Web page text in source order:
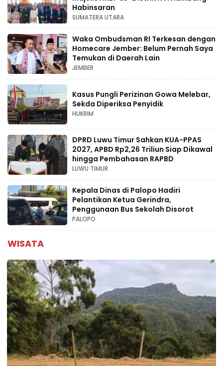
Habinsaran
SUMATERA UTARA
Waka Ombudsman RI Terkesan dengan
Homecare Jember: Belum Pernah Saya
Temukan di Daerah Lain
JEMBER
Kasus Pungli Perizinan Gowa Melebar,
Sekda Diperiksa Penyidik
HUKRIM
DPRD Luwu Timur Sahkan KUA-PPAS
2027, APBD Rp2,26 Triliun Siap Dikawal
hingga Pembahasan RAPBD
LUWU TIMUR
Kepala Dinas di Palopo Hadiri
Pelantikan Ketua Gerindra,
Penggunaan Bus Sekolah Disorot
PALOPO
WISATA